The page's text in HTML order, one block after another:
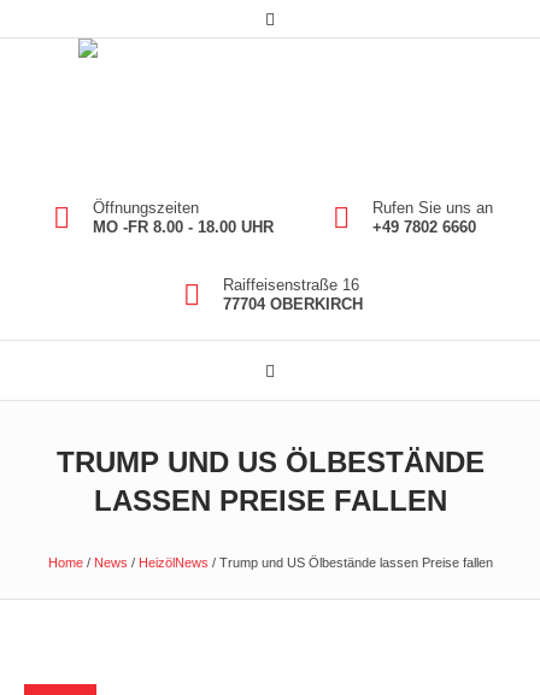
Öffnungszeiten
MO -FR 8.00 - 18.00 UHR
Rufen Sie uns an
+49 7802 6660
Raiffeisenstraße 16
77704 OBERKIRCH
TRUMP UND US ÖLBESTÄNDE
LASSEN PREISE FALLEN
Home / News / HeizölNews / Trump und US Ölbestände lassen Preise fallen